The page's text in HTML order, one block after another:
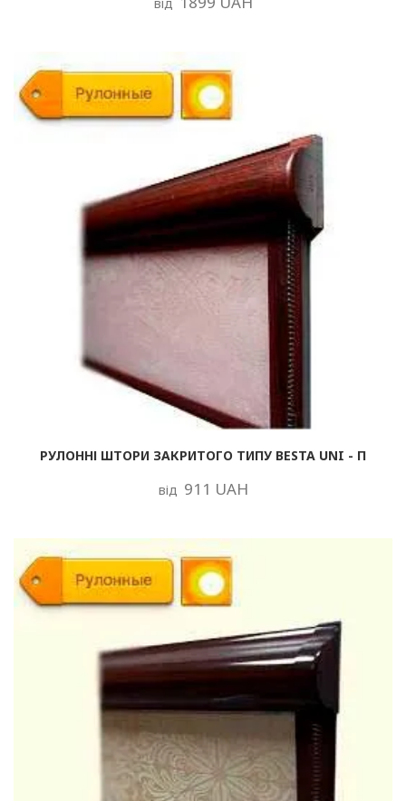
РУЛОННІ ШТОРИ ЗАКРИТОГО ТИПУ BESTA UNI - П
від 911 UAH